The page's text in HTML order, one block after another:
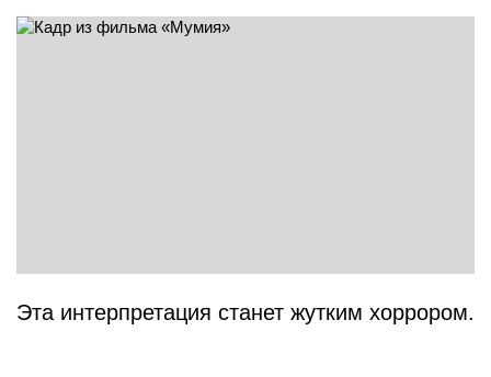
Эта интерпретация станет жутким хоррором.